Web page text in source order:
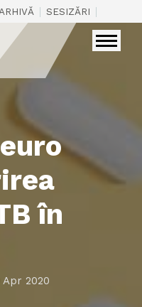
ARHIVĂ | SESIZĂRI |
în
Apr 2020